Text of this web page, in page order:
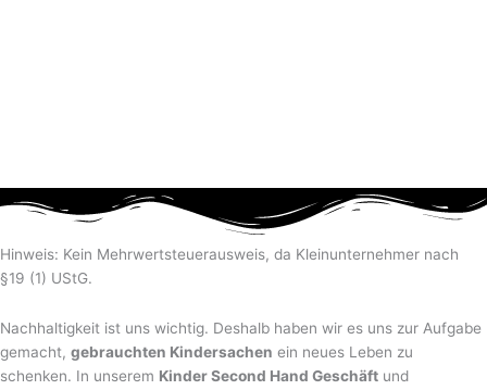
Hinweis: Kein Mehrwertsteuerausweis, da Kleinunternehmer nach
§19 (1) UStG.
Nachhaltigkeit ist uns wichtig. Deshalb haben wir es uns zur Aufgabe
gemacht, gebrauchten Kindersachen ein neues Leben zu
schenken. In unserem Kinder Second Hand Geschäft und